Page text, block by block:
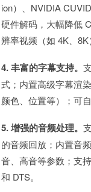
ion）、NVIDIA
硬件解码，大幅降低
辨率视频（如 4K、8K
4. 丰富的字幕支持。
式；内置高级字幕渲
颜色、位置等）；可
5. 增强的音频处理。
的音频回放；内置音
音、高音等参数；支
和 DTS。